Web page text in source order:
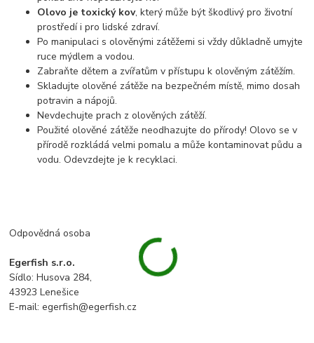
Olovo je toxický kov, který může být škodlivý pro životní
prostředí i pro lidské zdraví.
Po manipulaci s olověnými zátěžemi si vždy důkladně umyjte
ruce mýdlem a vodou.
Zabraňte dětem a zvířatům v přístupu k olověným zátěžím.
Skladujte olověné zátěže na bezpečném místě, mimo dosah
potravin a nápojů.
Nevdechujte prach z olověných zátěží.
Použité olověné zátěže neodhazujte do přírody! Olovo se v
přírodě rozkládá velmi pomalu a může kontaminovat půdu a
vodu. Odevzdejte je k recyklaci.
Odpovědná osoba
Egerfish s.r.o.
Sídlo: Husova 284,
43923 Lenešice
E-mail: egerfish@egerfish.cz